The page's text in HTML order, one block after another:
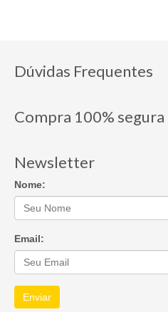
Dúvidas Frequentes
Compra 100% segura
Newsletter
Nome:
Email:
Enviar